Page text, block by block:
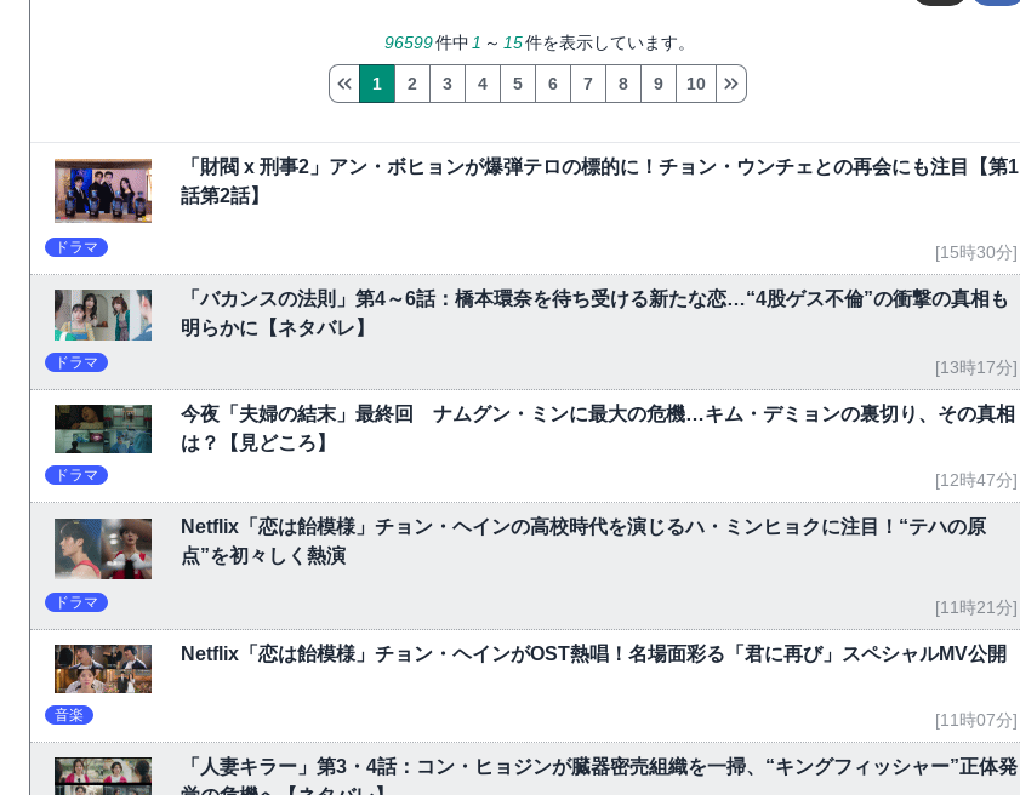
96599件中 1 ～ 15件を表示しています。
1 2 3 4 5 6 7 8 9 10
「財閥 x 刑事2」アン・ボヒョンが爆弾テロの標的に！チョン・ウンチェとの再会にも注目【第1
話第2話】
ドラマ [15時30分]
「バカンスの法則」第4～6話：橋本環奈を待ち受ける新たな恋…“4股ゲス不倫”の衝撃の真相も
明らかに【ネタバレ】
ドラマ [13時17分]
今夜「夫婦の結末」最終回 ナムグン・ミンに最大の危機…キム・デミョンの裏切り、その真相
は？【見どころ】
ドラマ [12時47分]
Netflix「恋は飴模様」チョン・ヘインの高校時代を演じるハ・ミンヒョクに注目！“テハの原
点”を初々しく熱演
ドラマ [11時21分]
Netflix「恋は飴模様」チョン・ヘインがOST熱唱！名場面彩る「君に再び」スペシャルMV公開
音楽 [11時07分]
「人妻キラー」第3・4話：コン・ヒョジンが臓器密売組織を一掃、“キングフィッシャー”正体発